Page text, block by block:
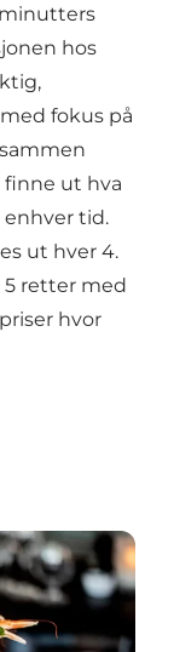
hos
fokus på
finne ut hva
enhver tid.
ut hver 4.
5 retter med
hvor